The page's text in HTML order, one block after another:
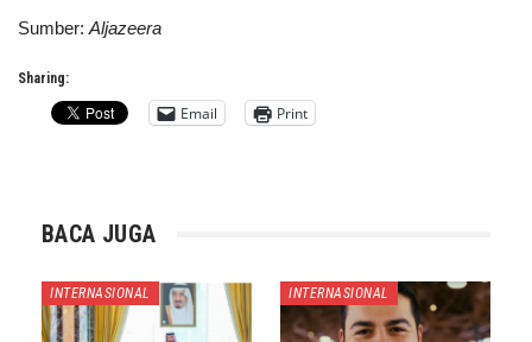
Sumber: Aljazeera
Sharing:
Email Print
BACA JUGA
INTERNASIONAL INTERNASIONAL